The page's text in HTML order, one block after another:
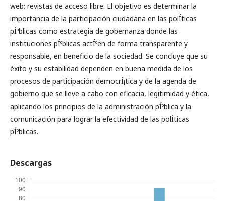
web; revistas de acceso libre. El objetivo es determinar la
importancia de la participación ciudadana en las polÍ­ticas
pÍºblicas como estrategia de gobernanza donde las
instituciones pÍºblicas actÍºen de forma transparente y
responsable, en beneficio de la sociedad. Se concluye que su
éxito y su estabilidad dependen en buena medida de los
procesos de participación democrÍ¡tica y de la agenda de
gobierno que se lleve a cabo con eficacia, legitimidad y ética,
aplicando los principios de la administración pÍºblica y la
comunicación para lograr la efectividad de las polÍ­ticas
pÍºblicas.
Descargas